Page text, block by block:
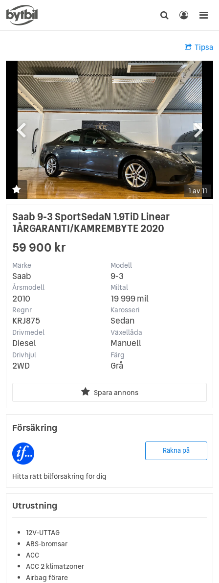
Tipsa
1 av 11
Saab 9-3 SportSedaN 1.9TiD Linear
1ÅRGARANTI/KAMREMBYTE 2020
59 900 kr
Märke
Saab
Modell
9-3
Årsmodell
2010
Miltal
19 999 mil
Regnr
KRJ875
Karosseri
Sedan
Drivmedel
Diesel
Växellåda
Manuell
Drivhjul
2WD
Färg
Grå
Spara annons
Försäkring
Räkna på
Hitta rätt bilförsäkring för dig
Utrustning
12V-UTTAG
ABS-bromsar
ACC
ACC 2 klimatzoner
Airbag förare